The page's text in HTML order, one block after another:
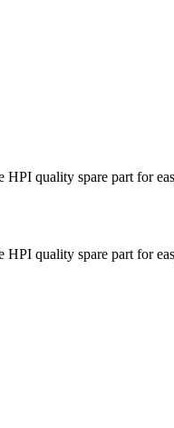
quality spare part for
quality spare part for